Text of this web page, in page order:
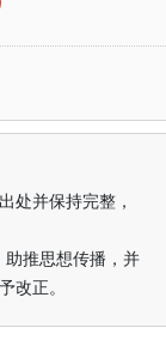
处并保持完整，
助推思想传播，并
改正。